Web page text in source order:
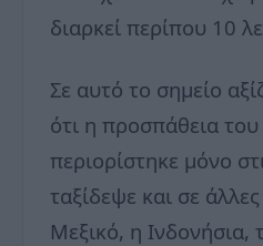
διαρκεί περίπου 10
Σε αυτό το σημείο
ότι η προσπάθεια
περιορίστηκε μόνο
ταξίδεψε και σε
Μεξικό, η Ινδονήσια,